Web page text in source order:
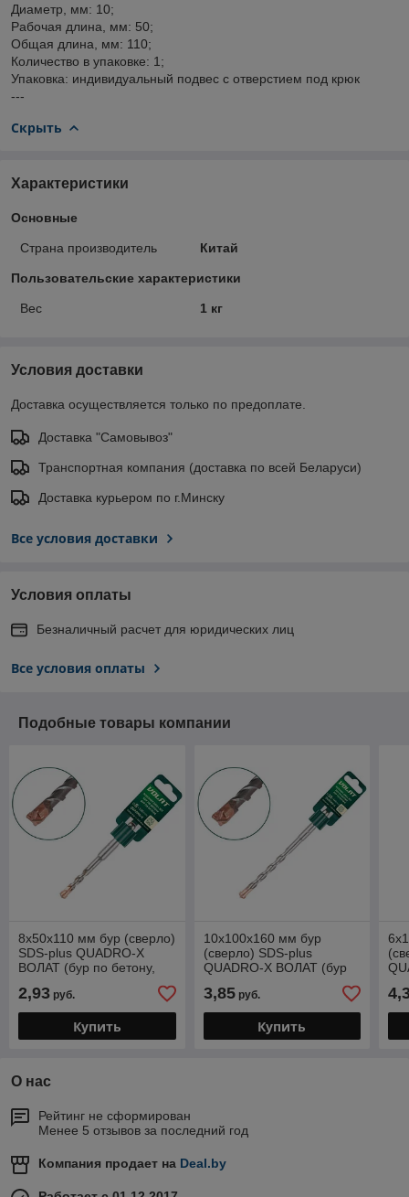
Диаметр, мм: 10;
Рабочая длина, мм: 50;
Общая длина, мм: 110;
Количество в упаковке: 1;
Упаковка: индивидуальный подвес с отверстием под крюк
---
Скрыть
Характеристики
Основные
Страна производитель Китай
Пользовательские характеристики
Вес 1 кг
Условия доставки
Доставка осуществляется только по предоплате.
Доставка "Самовывоз"
Транспортная компания (доставка по всей Беларуси)
Доставка курьером по г.Минску
Все условия доставки
Условия оплаты
Безналичный расчет для юридических лиц
Все условия оплаты
Подобные товары компании
8х50х110 мм бур (сверло)
SDS-plus QUADRO-X
ВОЛАТ (бур по бетону,
2,93 руб.
Купить
10х100х160 мм бур
(сверло) SDS-plus
QUADRO-X ВОЛАТ (бур
пластина)
3,85руб.
Купить
О нас
Рейтинг не сформирован
Менее 5 отзывов за последний год
Компания продает на Deal.by